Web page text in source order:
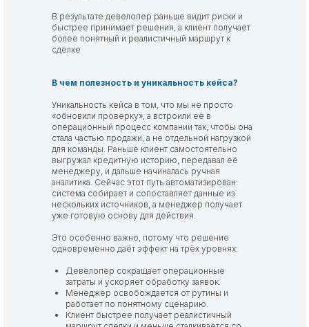
В результате девелопер раньше видит риски и
быстрее принимает решения, а клиент получает
более понятный и реалистичный маршрут к
сделке
В чем полезность и уникальность кейса?
Уникальность кейса в том, что мы не просто
«обновили проверку», а встроили её в
операционный процесс компании так, чтобы она
стала частью продажи, а не отдельной нагрузкой
для команды. Раньше клиент самостоятельно
выгружал кредитную историю, передавал её
менеджеру, и дальше начиналась ручная
аналитика. Сейчас этот путь автоматизирован:
система собирает и сопоставляет данные из
нескольких источников, а менеджер получает
уже готовую основу для действия.
Это особенно важно, потому что решение
одновременно даёт эффект на трёх уровнях:
Девелопер сокращает операционные
затраты и ускоряет обработку заявок.
Менеджер освобождается от рутины и
работает по понятному сценарию.
Клиент быстрее получает реалистичный